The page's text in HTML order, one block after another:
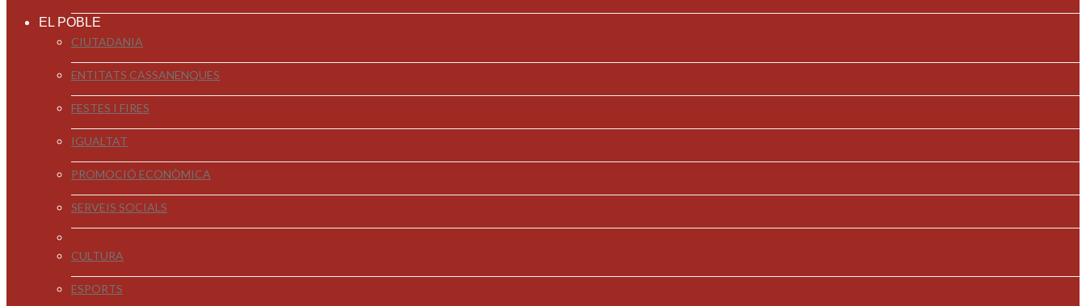
EL POBLE
CIUTADANIA
ENTITATS CASSANENQUES
FESTES I FIRES
IGUALTAT
PROMOCIÓ ECONÒMICA
SERVEIS SOCIALS
CULTURA
ESPORTS